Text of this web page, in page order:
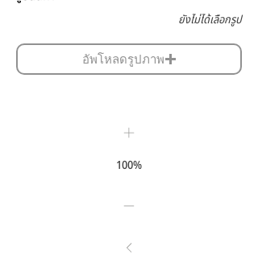
ยังไม่ได้เลือกรูป
อัพโหลดรูปภาพ
100%